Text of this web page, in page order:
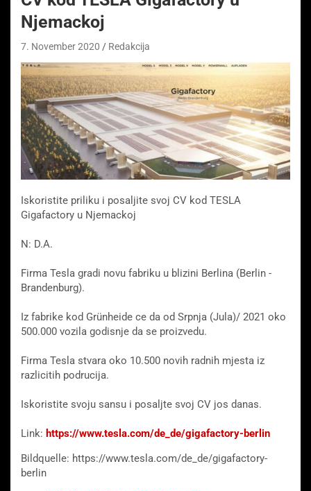
Njemackoj
7. November 2020 Redakcija
Iskoristite priliku i posaljite svoj CV kod TESLA
Gigafactory u Njemackoj
N: D.A.
Firma Tesla gradi novu fabriku u blizini Berlina (Berlin -
Brandenburg).
Iz fabrike kod Grünheide ce da od Srpnja (Jula)/ 2021 oko
500.000 vozila godisnje da se proizvedu.
Firma Tesla stvara oko 10.500 novih radnih mjesta iz
razlicitih podrucija.
Iskoristite svoju sansu i posaljte svoj CV jos danas.
Link: https://www.tesla.com/de_de/gigafactory-berlin
Bildquelle: https://www.tesla.com/de_de/gigafactory-
berlin